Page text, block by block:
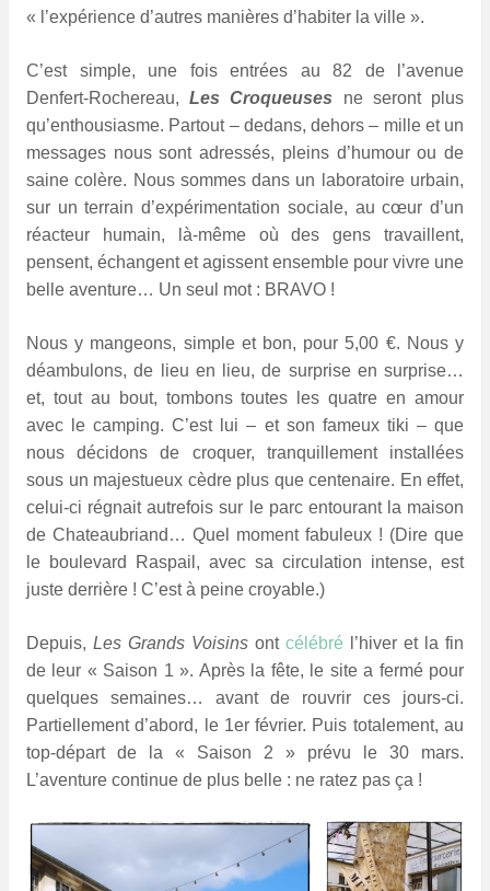
« l’expérience d’autres manières d’habiter la ville ».
C’est simple, une fois entrées au 82 de l’avenue
Denfert-Rochereau,Les Croqueuses ne seront plus
qu’enthousiasme. Partout – dedans, dehors – mille et un
messages nous sont adressés, pleins d’humour ou de
saine colère. Nous sommes dans un laboratoire urbain,
sur un terrain d’expérimentation sociale, au cœur d’un
réacteur humain, là-même où des gens travaillent,
pensent, échangent et agissent ensemble pour vivre une
belle aventure… Un seul mot : BRAVO !
Nous y mangeons, simple et bon, pour 5,00 €. Nous y
déambulons, de lieu en lieu, de surprise en surprise…
et, tout au bout, tombons toutes les quatre en amour
avec le camping. C’est lui – et son fameux tiki – que
nous décidons de croquer, tranquillement installées
sous un majestueux cèdre plus que centenaire. En effet,
celui-ci régnait autrefois sur le parc entourant la maison
de Chateaubriand… Quel moment fabuleux ! (Dire que
le boulevard Raspail, avec sa circulation intense, est
juste derrière ! C’est à peine croyable.)
Depuis, Les Grands Voisins ont célébré l’hiver et la fin
de leur « Saison 1 ». Après la fête, le site a fermé pour
quelques semaines… avant de rouvrir ces jours-ci.
Partiellement d’abord, le 1er février. Puis totalement, au
top-départ de la « Saison 2 » prévu le 30 mars.
L’aventure continue de plus belle : ne ratez pas ça !